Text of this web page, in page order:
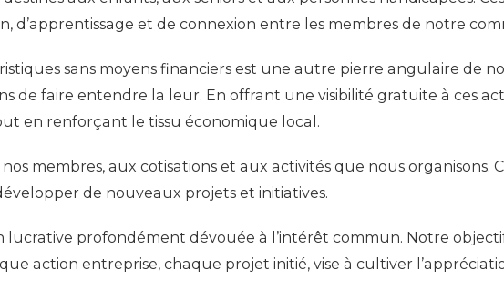
d’apprentissage et de connexion entre les membres de notre
sans moyens financiers est une autre pierre angulaire de
de faire entendre la leur. En offrant une visibilité gratuite à ces
en renforçant le tissu économique local.
membres, aux cotisations et aux activités que nous
de nouveaux projets et initiatives.
lucrative profondément dévouée à l’intérêt commun. Notre
action entreprise, chaque projet initié, vise à cultiver